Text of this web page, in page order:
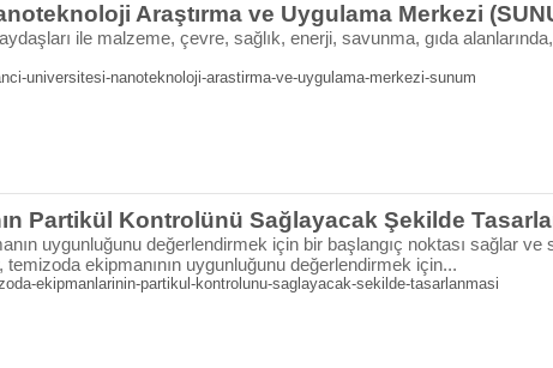
Araştırma ve Uygulama Merkezi
ile malzeme, çevre, sağlık, enerji, savunma, gıda
universitesi-nanoteknoloji-arastirma-ve-uygulama-merkezi-sunum
Partikül Kontrolünü Sağlayacak Şekilde
uygunluğunu değerlendirmek için bir başlangıç noktası sağlar
ekipmanının uygunluğunu değerlendirmek için...
ekipmanlarinin-partikul-kontrolunu-saglayacak-sekilde-tasarlanmasi